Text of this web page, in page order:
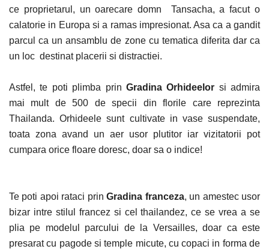
ce proprietarul, un oarecare domn Tansacha, a facut o
calatorie in Europa si a ramas impresionat. Asa ca a gandit
parcul ca un ansamblu de zone cu tematica diferita dar ca
un loc destinat placerii si distractiei.
Astfel, te poti plimba prin Gradina Orhideelor si admira
mai mult de 500 de specii din florile care reprezinta
Thailanda. Orhideele sunt cultivate in vase suspendate,
toata zona avand un aer usor plutitor iar vizitatorii pot
cumpara orice floare doresc, doar sa o indice!
Te poti apoi rataci prinGradina franceza, un amestec usor
bizar intre stilul francez si cel thailandez, ce se vrea a se
plia pe modelul parcului de la Versailles, doar ca este
presarat cu pagode si temple micute, cu copaci in forma de